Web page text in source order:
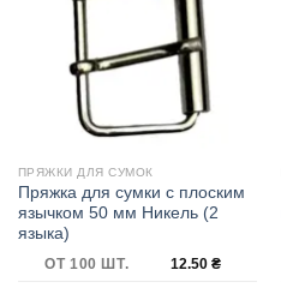
ПРЯЖКИ ДЛЯ СУМОК
Пряжка для сумки с плоским
язычком 50 мм Никель (2
языка)
ОТ 100 ШТ. 12.50 ₴